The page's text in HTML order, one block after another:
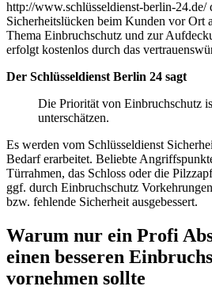
http://www.schlüsseldienst-berlin-24.de/
Sicherheitslücken beim Kunden vor Ort
Thema Einbruchschutz und zur
erfolgt kostenlos durch das
Der Schlüsseldienst Berlin 24 sagt
Die Priorität von Einbruchschutz
unterschätzen.
Es werden vom Schlüsseldienst
Bedarf erarbeitet. Beliebte
Türrahmen, das Schloss oder die
ggf. durch Einbruchschutz
bzw. fehlende Sicherheit ausgebessert.
Warum nur ein Profi
einen besseren
vornehmen sollte